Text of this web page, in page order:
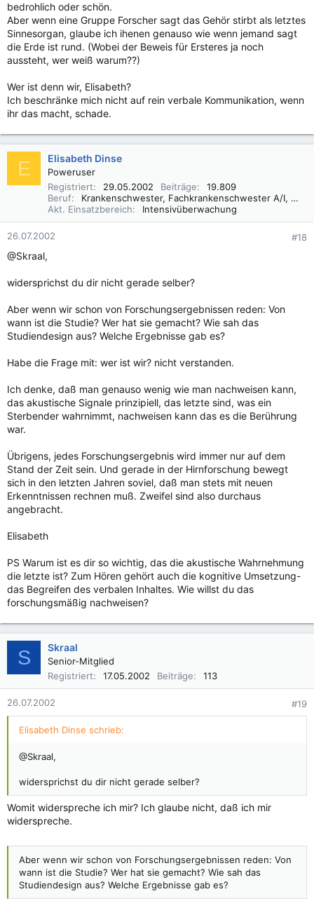
bedrohlich oder schön.
Aber wenn eine Gruppe Forscher sagt das Gehör stirbt als letztes
Sinnesorgan, glaube ich ihenen genauso wie wenn jemand sagt
die Erde ist rund. (Wobei der Beweis für Ersteres ja noch
aussteht, wer weiß warum??)
Wer ist denn wir, Elisabeth?
Ich beschränke mich nicht auf rein verbale Kommunikation, wenn
ihr das macht, schade.
E Elisabeth Dinse
Poweruser
Registriert
29.05.2002 Beiträge
19.809
Beruf
Krankenschwester, Fachkrankenschwester A/I, Praxisbegleiter Basale Stimulation
Akt. Einsatzbereich
Intensivüberwachung
26.07.2002 #18
@Skraal,
widersprichst du dir nicht gerade selber?
Aber wenn wir schon von Forschungsergebnissen reden: Von
wann ist die Studie? Wer hat sie gemacht? Wie sah das
Studiendesign aus? Welche Ergebnisse gab es?
Habe die Frage mit: wer ist wir? nicht verstanden.
Ich denke, daß man genauso wenig wie man nachweisen kann,
das akustische Signale prinzipiell, das letzte sind, was ein
Sterbender wahrnimmt, nachweisen kann das es die Berührung
war.
Übrigens, jedes Forschungsergebnis wird immer nur auf dem
Stand der Zeit sein. Und gerade in der Hirnforschung bewegt
sich in den letzten Jahren soviel, daß man stets mit neuen
Erkenntnissen rechnen muß. Zweifel sind also durchaus
angebracht.
Elisabeth
PS Warum ist es dir so wichtig, das die akustische Wahrnehmung
die letzte ist? Zum Hören gehört auch die kognitive Umsetzung-
das Begreifen des verbalen Inhaltes. Wie willst du das
forschungsmäßig nachweisen?
S Skraal
Senior-Mitglied
Registriert
17.05.2002 Beiträge 113
26.07.2002 #19
Elisabeth Dinse schrieb:
@Skraal,
widersprichst du dir nicht gerade selber?
Womit widerspreche ich mir? Ich glaube nicht, daß ich mir
widerspreche.
Aber wenn wir schon von Forschungsergebnissen reden: Von
wann ist die Studie? Wer hat sie gemacht? Wie sah das
Studiendesign aus? Welche Ergebnisse gab es?